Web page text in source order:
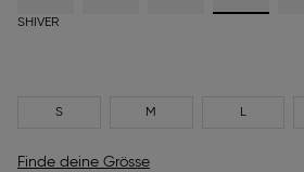
SHIVER
S M L
Finde deine Grösse